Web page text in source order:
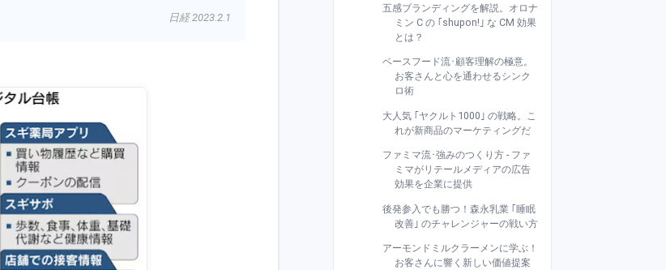
日経 2023.2.1
五感ブランディングを解説。オロナ
ミン C の ｢shupon!｣ な CM 効果
とは？
ベースフード流･顧客理解の極意。
お客さんと心を通わせるシンク
ロ術
大人気 ｢ヤクルト1000｣ の戦略。こ
れが新商品のマーケティングだ
ファミマ流･強みのつくり方 - ファ
ミマがリテールメディアの広告
効果を企業に提供
後発参入でも勝つ！森永乳業 ｢睡眠
改善｣ のチャレンジャーの戦い方
アーモンドミルクラーメンに学ぶ！
お客さんに響く新しい価値提案